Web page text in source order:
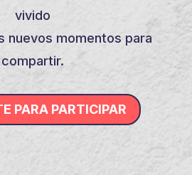
vivido
nuevos momentos para
compartir.
PARA PARTICIPAR